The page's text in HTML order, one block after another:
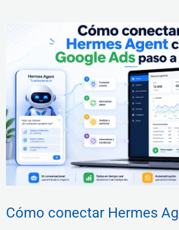
Cómo conectar Hermes